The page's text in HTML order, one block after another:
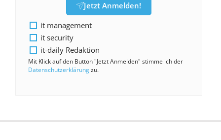
Jetzt Anmelden!
it management
it security
it-daily Redaktion
Mit Klick auf den Button "Jetzt Anmelden" stimme ich der
Datenschutzerklärungzu.